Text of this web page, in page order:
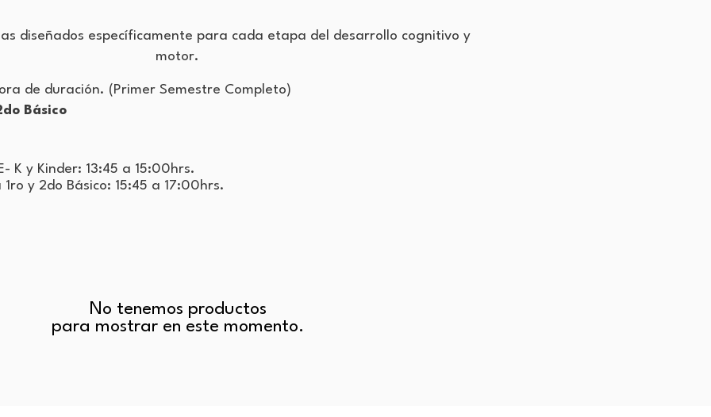
diseñados específicamente para cada etapa del desarrollo cognitivo y
motor.
de duración. (Primer Semestre Completo)
Básico
K y Kinder: 13:45 a 15:00hrs.
y 2do Básico: 15:45 a 17:00hrs.
No tenemos productos
para mostrar en este momento.